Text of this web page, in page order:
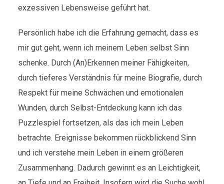
exzessiven Lebensweise geführt hat.
Persönlich habe ich die Erfahrung gemacht, dass es
mir gut geht, wenn ich meinem Leben selbst Sinn
schenke. Durch (An)Erkennen meiner Fähigkeiten,
durch tieferes Verständnis für meine Biografie, durch
Respekt für meine Schwächen und emotionalen
Wunden, durch Selbst-Entdeckung kann ich das
Puzzlespiel fortsetzen, als das ich mein Leben
betrachte. Ereignisse bekommen rückblickend Sinn
und ich verstehe mein Leben in einem größeren
Zusammenhang. Dadurch gewinnt es an Leichtigkeit,